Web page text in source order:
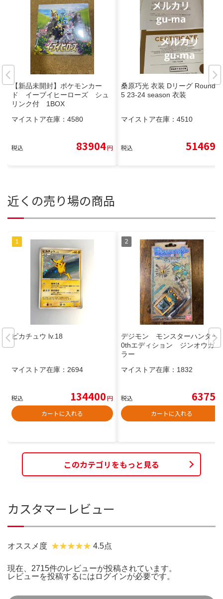
【新品未開封】ポケモンカー
ド イーブイヒーローズ シュ
リンク付 1BOX
マイストア在庫： 4580
税込 83904円
桑原巧光 衣装 Dリーグ Round.
5 23-24 season 衣装
マイストア在庫： 4510
税込 51469
近くの売り場の商品
ピカチュウ lv.18
マイストア在庫： 2694
税込 134400円
カートに入れる
デジモン モンスターハンター2
0thエディション ジンオウガカ
ラー
マイストア在庫： 1832
税込 6375
カートに入れる
このカテゴリをもっと見る
カスタマーレビュー
オススメ度 4.5点
現在、2715件のレビューが投稿されています。
レビューを投稿するには ログインが必要です。